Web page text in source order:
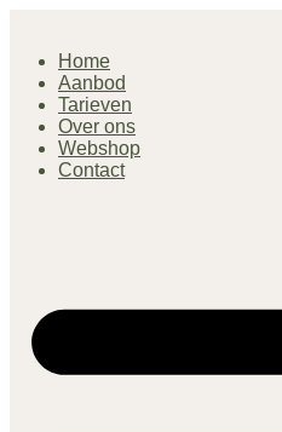
Home
Aanbod
Tarieven
Over ons
Webshop
Contact